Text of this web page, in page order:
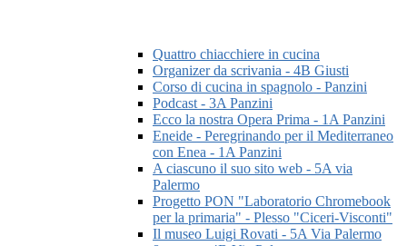
Quattro chiacchiere in cucina
Organizer da scrivania - 4B Giusti
Corso di cucina in spagnolo - Panzini
Podcast - 3A Panzini
Ecco la nostra Opera Prima - 1A Panzini
Eneide - Peregrinando per il Mediterraneo
con Enea - 1A Panzini
A ciascuno il suo sito web - 5A via
Palermo
Progetto PON "Laboratorio Chromebook
per la primaria" - Plesso "Ciceri-Visconti"
Il museo Luigi Rovati - 5A Via Palermo